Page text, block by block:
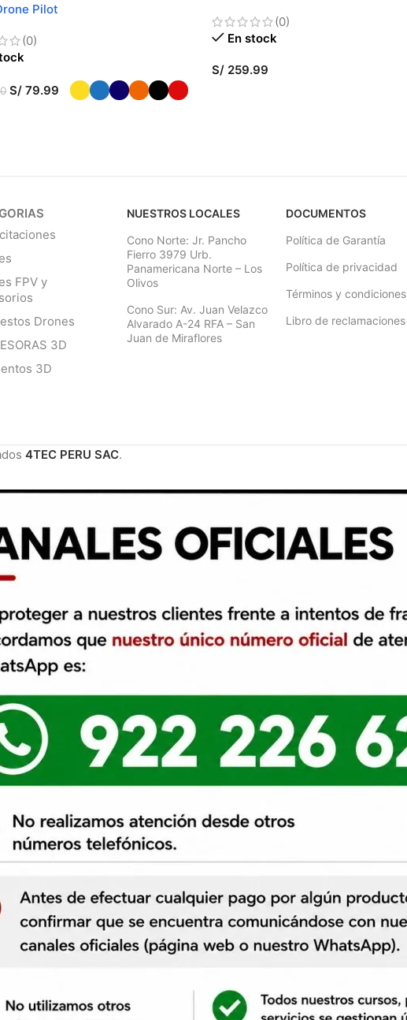
Pilot
(0)
S/ 79.99
(0)
En stock
S/ 259.99
FPV y
Drones
3D
3D
NUESTROS LOCALES
Cono Norte: Jr. Pancho
Fierro 3979 Urb.
Panamericana Norte – Los
Olivos
Cono Sur: Av. Juan Velazco
Alvarado A-24 RFA – San
Juan de Miraflores
DOCUMENTOS
Política de Garantía
Política de privacidad
Términos y condiciones
Libro de reclamaciones
4TEC PERU SAC.